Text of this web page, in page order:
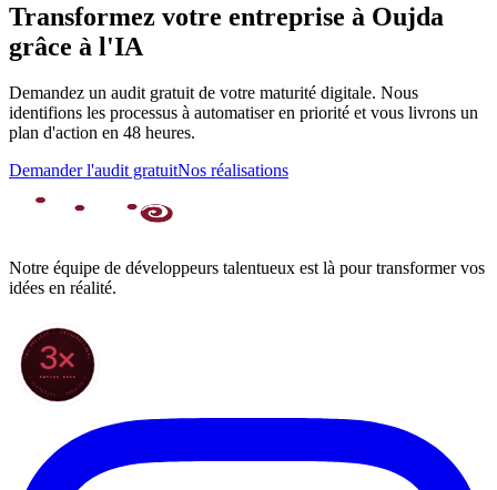
Transformez votre entreprise à Oujda
grâce à l'IA
Demandez un audit gratuit de votre maturité digitale. Nous
identifions les processus à automatiser en priorité et vous livrons un
plan d'action en 48 heures.
Demander l'audit gratuitNos réalisations
Notre équipe de développeurs talentueux est là pour transformer vos
idées en réalité.
70+ PROJETS · INTERNATIONAL
★ CLARODIGI · MOROCCO ★
3×
DEPUIS 2022